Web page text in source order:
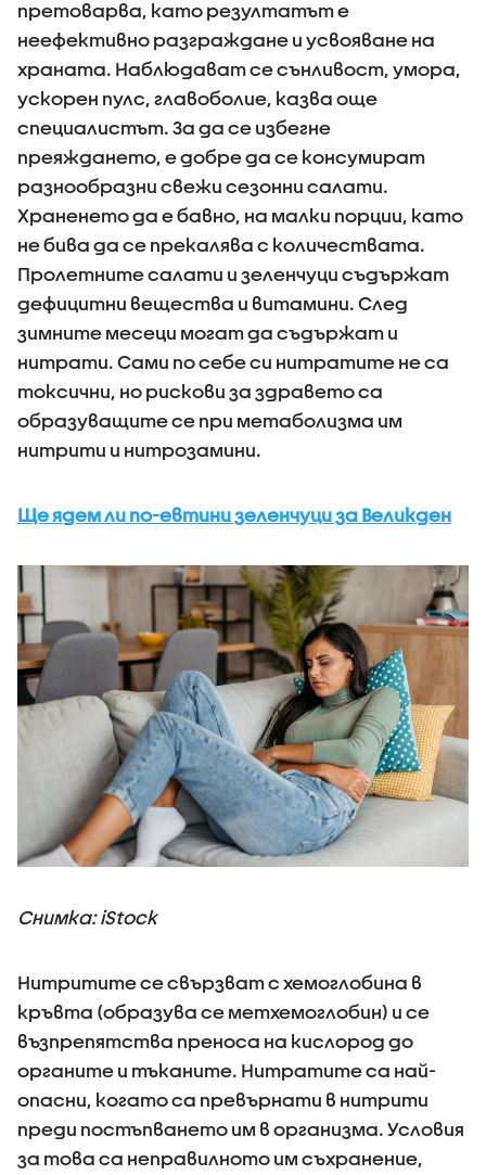
претоварва, като резултатът е
неефективно разграждане и усвояване на
храната. Наблюдават се сънливост, умора,
ускорен пулс, главоболие, казва още
специалистът. За да се избегне
преяждането, е добре да се консумират
разнообразни свежи сезонни салати.
Храненето да е бавно, на малки порции, като
не бива да се прекалява с количествата.
Пролетните салати и зеленчуци съдържат
дефицитни вещества и витамини. След
зимните месеци могат да съдържат и
нитрати. Сами по себе си нитратите не са
токсични, но рискови за здравето са
образуващите се при метаболизма им
нитрити и нитрозамини.
Ще ядем ли по-евтини зеленчуци за Великден
Снимка: iStock
Нитритите се свързват с хемоглобина в
кръвта (образува се метхемоглобин) и се
възпрепятства преноса на кислород до
органите и тъканите. Нитратите са най-
опасни, когато са превърнати в нитрити
преди постъпването им в организма. Условия
за това са неправилното им съхранение,